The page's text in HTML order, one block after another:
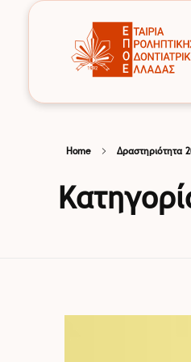
Home Δραστηριότητα